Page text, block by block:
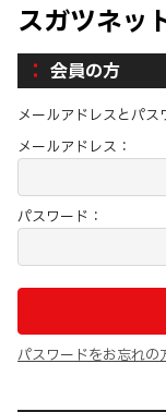
スガツネッ
会員の方
メールアドレスとパス
メールアドレス：
パスワード：
パスワードをお忘れの